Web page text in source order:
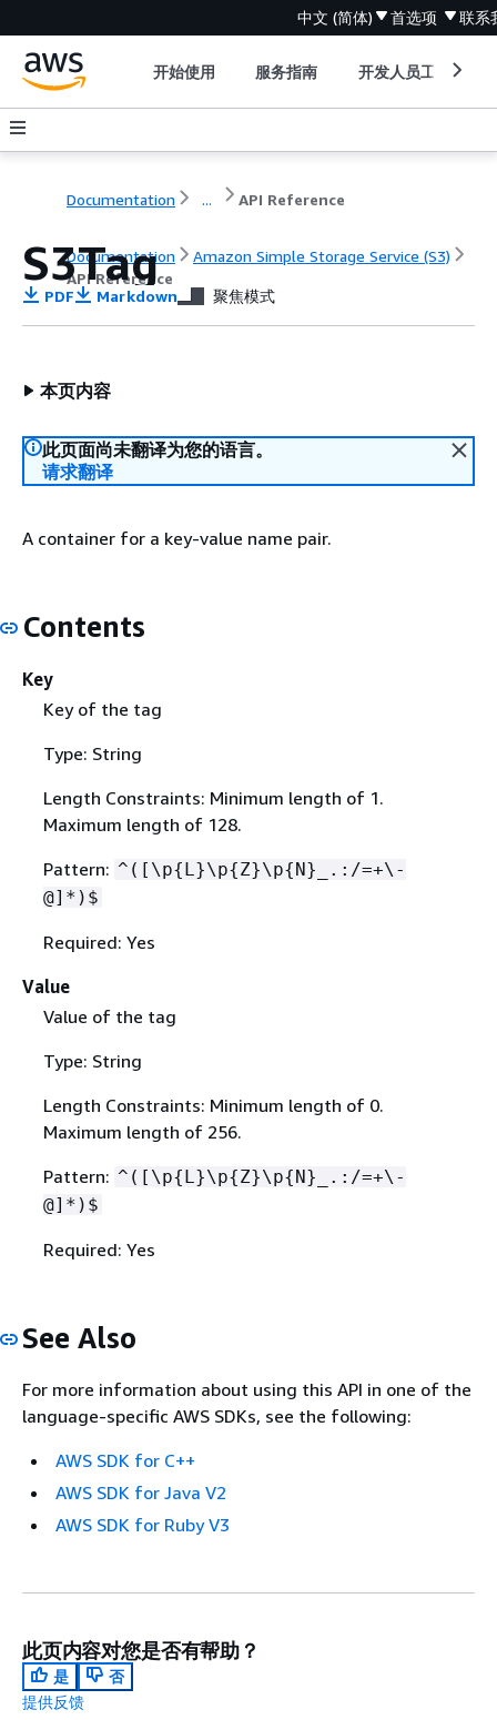
中文 (简体) 首选项 联系
开始使用 服务指南 开发人员工具
Documentation ... API Reference
Documentation
Amazon Simple Storage Service (S3)
API Reference
S3Tag
PDF Markdown 聚焦模式
本页内容
此页面尚未翻译为您的语言。
请求翻译
A container for a key-value name pair.
Contents
Key
Key of the tag
Type: String
Length Constraints: Minimum length of 1.
Maximum length of 128.
Pattern: ^([\p{L}\p{Z}\p{N}_.:/=+\-
@]*)$
Required: Yes
Value
Value of the tag
Type: String
Length Constraints: Minimum length of 0.
Maximum length of 256.
Pattern: ^([\p{L}\p{Z}\p{N}_.:/=+\-
@]*)$
Required: Yes
See Also
For more information about using this API in one of the
language-specific AWS SDKs, see the following:
AWS SDK for C++
AWS SDK for Java V2
AWS SDK for Ruby V3
此页内容对您是否有帮助？
是
否
提供反馈